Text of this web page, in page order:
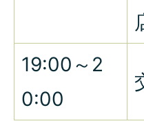
19:00～2
0:00